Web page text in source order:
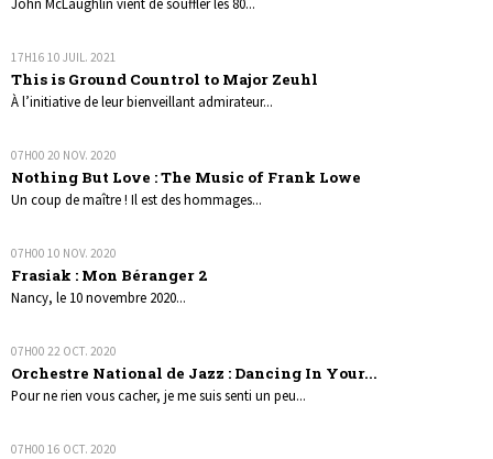
17H16 10 JUIL. 2021
This is Ground Countrol to Major Zeuhl
À l’initiative de leur bienveillant admirateur...
07H00 20 NOV. 2020
Nothing But Love : The Music of Frank Lowe
Un coup de maître ! Il est des hommages...
07H00 10 NOV. 2020
Frasiak : Mon Béranger 2
Nancy, le 10 novembre 2020...
07H00 22 OCT. 2020
Orchestre National de Jazz : Dancing In Your...
Pour ne rien vous cacher, je me suis senti un peu...
07H00 16 OCT. 2020